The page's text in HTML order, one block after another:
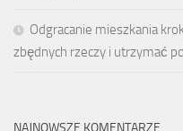
Odgracanie mieszkania
zbędnych rzeczy i utrzymać